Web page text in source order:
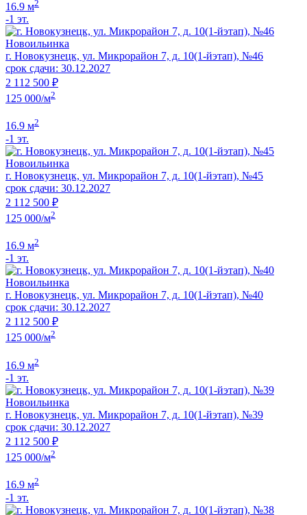
16.9 м2
-1 эт.
Новоильинка
г. Новокузнецк, ул. Микрорайон 7, д. 10(1-йэтап), №46
срок сдачи: 30.12.2027
2 112 500 ₽
125 000/м2
16.9 м2
-1 эт.
Новоильинка
г. Новокузнецк, ул. Микрорайон 7, д. 10(1-йэтап), №45
срок сдачи: 30.12.2027
2 112 500 ₽
125 000/м2
16.9 м2
-1 эт.
Новоильинка
г. Новокузнецк, ул. Микрорайон 7, д. 10(1-йэтап), №40
срок сдачи: 30.12.2027
2 112 500 ₽
125 000/м2
16.9 м2
-1 эт.
Новоильинка
г. Новокузнецк, ул. Микрорайон 7, д. 10(1-йэтап), №39
срок сдачи: 30.12.2027
2 112 500 ₽
125 000/м2
16.9 м2
-1 эт.